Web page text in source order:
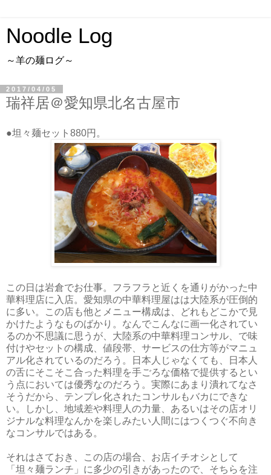
Noodle Log
～羊の麺ログ～
2017/04/05
瑞祥居＠愛知県北名古屋市
●坦々麺セット880円。
この日は岩倉でお仕事。フラフラと近くを通りがかった中
華料理店に入店。愛知県の中華料理屋はは大陸系が圧倒的
に多い。この店も他とメニュー構成は、どれもどこかで見
かけたようなものばかり。なんでこんなに画一化されてい
るのか不思議に思うが、大陸系の中華料理コンサル、で味
付けやセットの構成、値段帯、サービスの仕方等がマニュ
アル化されているのだろう。日本人じゃなくても、日本人
の舌にそこそこ合った料理を手ごろな価格で提供するとい
う点においては優秀なのだろう。実際にあまり潰れてなさ
そうだから、テンプレ化されたコンサルもバカにできな
い。しかし、地域差や料理人の力量、あるいはその店オリ
ジナルな料理なんかを楽しみたい人間にはつくつぐ不向き
なコンサルではある。
それはさておき、この店の場合、お店イチオシとして
「坦々麺ランチ」に多少の引きがあったので、そちらを注